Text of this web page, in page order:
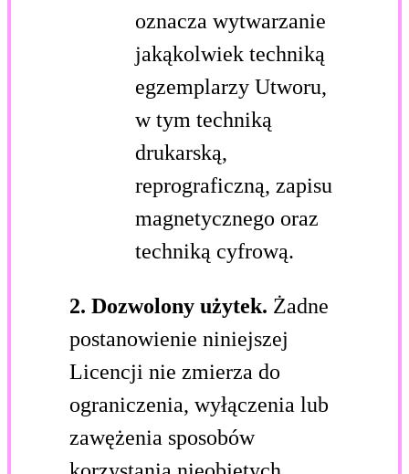
oznacza wytwarzanie
jakąkolwiek techniką
egzemplarzy Utworu,
w tym techniką
drukarską,
reprograficzną, zapisu
magnetycznego oraz
techniką cyfrową.
2. Dozwolony użytek. Żadne
postanowienie niniejszej
Licencji nie zmierza do
ograniczenia, wyłączenia lub
zawężenia sposobów